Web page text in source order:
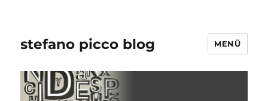
stefano picco blog MENÜ